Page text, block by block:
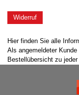
Widerruf
Hier finden Sie alle
Als angemeldeter
Bestellübersicht zu